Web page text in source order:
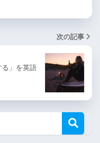
次の記事
る」を英語